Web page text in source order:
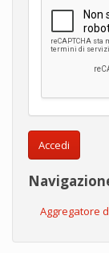
Accedi
Aggregatore